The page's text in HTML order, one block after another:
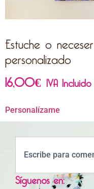
Estuche o neceser
personalizado
16,00€ IVA Incluido
Personalízame
Síguenos en: